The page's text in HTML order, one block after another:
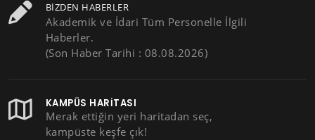
BIZDEN HABERLER
Akademik ve İdari Tüm Personelle İlgili
Haberler.
(Son Haber Tarihi : 08.08.2026)
KAMPÜS HARITASI
Merak ettiğin yeri haritadan seç,
kampüste keşfe çık!